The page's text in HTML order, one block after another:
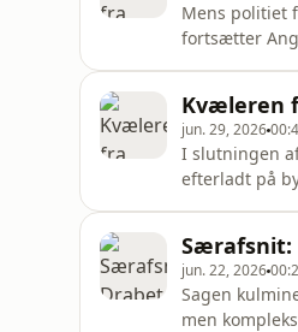
Mens politiet
fortsætter
ikke
Kvæleren
jun. 29, 2026
I slutningen
efterladt på
kynisk
Særafsnit:
jun. 22, 2026
Sagen
men